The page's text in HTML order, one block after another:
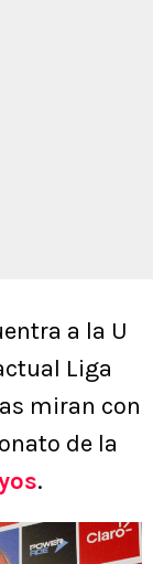
a la U
Liga
miran con
de la
.